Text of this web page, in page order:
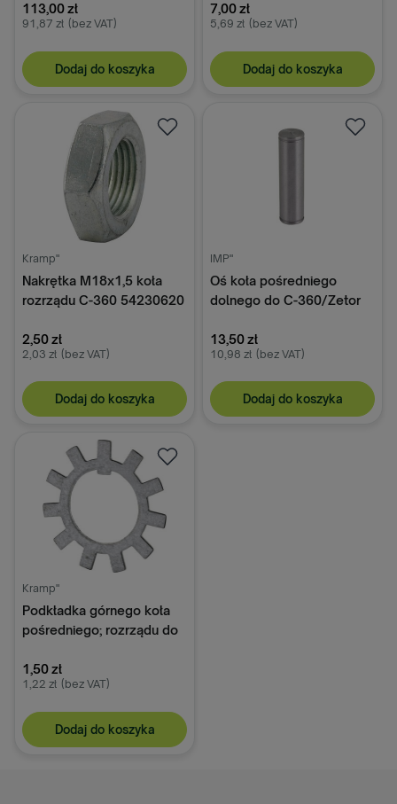
113,00 zł
91,87 zł (bez VAT)
Dodaj do koszyka
50707030, KM4
7,00 zł
5,69 zł (bez VAT)
Dodaj do koszyka
Kramp"
Nakrętka M18x1,5 koła
rozrządu C-360 54230620
2,50 zł
2,03 zł (bez VAT)
Dodaj do koszyka
IMP"
Oś koła pośredniego
dolnego do C-360/Zetor
13,50 zł
10,98 zł (bez VAT)
Dodaj do koszyka
Kramp"
Podkładka górnego koła
pośredniego; rozrządu do
1,50 zł
1,22 zł (bez VAT)
Dodaj do koszyka